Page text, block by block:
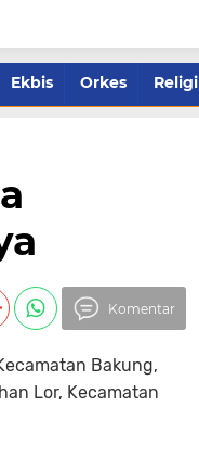
Ekbis Orkes Religi
Komentar
Bakung,
Lor, Kecamatan